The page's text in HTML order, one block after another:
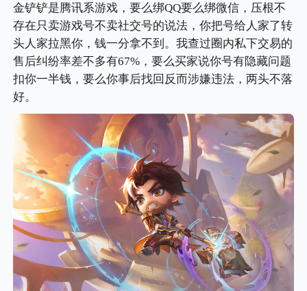
金铲铲是腾讯系游戏，要么绑QQ要么绑微信，压根不
存在只卖游戏号不卖社交号的说法，你把号给人家了转
头人家拉黑你，钱一分拿不到。我查过圈内私下交易的
售后纠纷率差不多有67%，要么买家说你号有隐藏问题
扣你一半钱，要么你事后找回反而涉嫌违法，两头不落
好。